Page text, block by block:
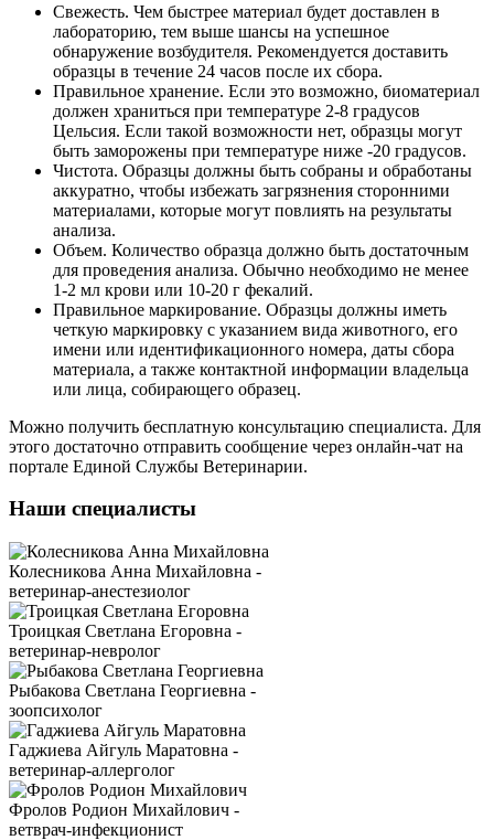
Свежесть. Чем быстрее материал будет доставлен в
лабораторию, тем выше шансы на успешное
обнаружение возбудителя. Рекомендуется доставить
образцы в течение 24 часов после их сбора.
Правильное хранение. Если это возможно, биоматериал
должен храниться при температуре 2-8 градусов
Цельсия. Если такой возможности нет, образцы могут
быть заморожены при температуре ниже -20 градусов.
Чистота. Образцы должны быть собраны и обработаны
аккуратно, чтобы избежать загрязнения сторонними
материалами, которые могут повлиять на результаты
анализа.
Объем. Количество образца должно быть достаточным
для проведения анализа. Обычно необходимо не менее
1-2 мл крови или 10-20 г фекалий.
Правильное маркирование. Образцы должны иметь
четкую маркировку с указанием вида животного, его
имени или идентификационного номера, даты сбора
материала, а также контактной информации владельца
или лица, собирающего образец.
Можно получить бесплатную консультацию специалиста. Для
этого достаточно отправить сообщение через онлайн-чат на
портале Единой Службы Ветеринарии.
Наши специалисты
Колесникова Анна Михайловна -
ветеринар-анестезиолог
Троицкая Светлана Егоровна -
ветеринар-невролог
Рыбакова Светлана Георгиевна -
зоопсихолог
Гаджиева Айгуль Маратовна -
ветеринар-аллерголог
Фролов Родион Михайлович -
ветврач-инфекционист